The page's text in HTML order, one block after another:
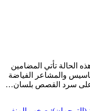
الحالة تأتي المضامين
والمشاعر الفياضة
على سرد القصص بلسان…